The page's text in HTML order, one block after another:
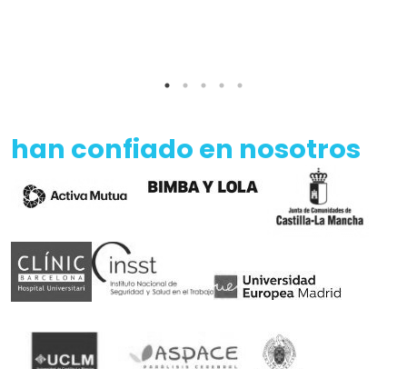
han confiado en nosotros